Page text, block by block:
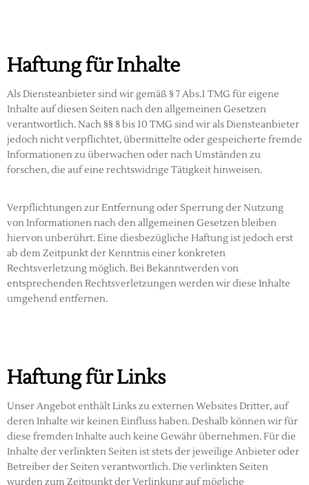
Haftung für Inhalte
Als Diensteanbieter sind wir gemäß § 7 Abs.1 TMG für eigene
Inhalte auf diesen Seiten nach den allgemeinen Gesetzen
verantwortlich. Nach §§ 8 bis 10 TMG sind wir als Diensteanbieter
jedoch nicht verpflichtet, übermittelte oder gespeicherte fremde
Informationen zu überwachen oder nach Umständen zu
forschen, die auf eine rechtswidrige Tätigkeit hinweisen.
Verpflichtungen zur Entfernung oder Sperrung der Nutzung
von Informationen nach den allgemeinen Gesetzen bleiben
hiervon unberührt. Eine diesbezügliche Haftung ist jedoch erst
ab dem Zeitpunkt der Kenntnis einer konkreten
Rechtsverletzung möglich. Bei Bekanntwerden von
entsprechenden Rechtsverletzungen werden wir diese Inhalte
umgehend entfernen.
Haftung für Links
Unser Angebot enthält Links zu externen Websites Dritter, auf
deren Inhalte wir keinen Einfluss haben. Deshalb können wir für
diese fremden Inhalte auch keine Gewähr übernehmen. Für die
Inhalte der verlinkten Seiten ist stets der jeweilige Anbieter oder
Betreiber der Seiten verantwortlich. Die verlinkten Seiten
wurden zum Zeitpunkt der Verlinkung auf mögliche